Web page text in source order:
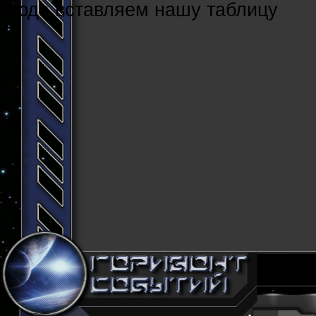
Cюда вставляем нашу таблицу